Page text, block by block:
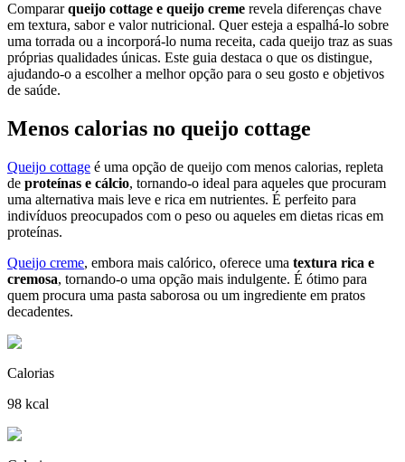
Compararqueijo cottage e queijo creme revela diferenças chave
em textura, sabor e valor nutricional. Quer esteja a espalhá-lo sobre
uma torrada ou a incorporá-lo numa receita, cada queijo traz as suas
próprias qualidades únicas. Este guia destaca o que os distingue,
ajudando-o a escolher a melhor opção para o seu gosto e objetivos
de saúde.
Menos calorias no queijo cottage
Queijo cottage é uma opção de queijo com menos calorias, repleta
de proteínas e cálcio, tornando-o ideal para aqueles que procuram
uma alternativa mais leve e rica em nutrientes. É perfeito para
indivíduos preocupados com o peso ou aqueles em dietas ricas em
proteínas.
Queijo creme, embora mais calórico, oferece uma textura rica e
cremosa, tornando-o uma opção mais indulgente. É ótimo para
quem procura uma pasta saborosa ou um ingrediente em pratos
decadentes.
Calorias
98 kcal